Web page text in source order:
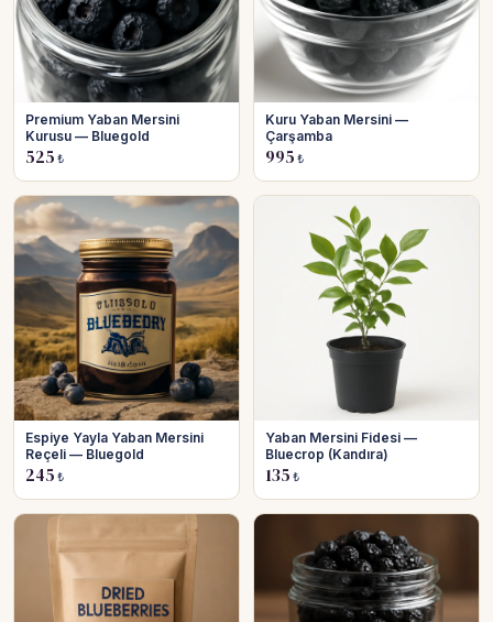
Premium Yaban Mersini
Kurusu — Bluegold
525 ₺
Kuru Yaban Mersini —
Çarşamba
995 ₺
Espiye Yayla Yaban Mersini
Reçeli — Bluegold
245 ₺
Yaban Mersini Fidesi —
Bluecrop (Kandıra)
135 ₺